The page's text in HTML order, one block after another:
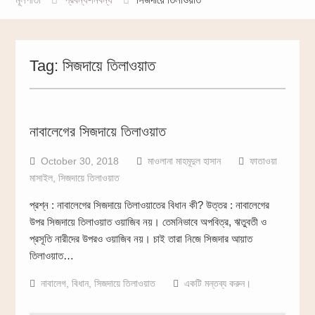
Tag: সিজদায়ে তিলাওয়াত
নাবালেগের সিজদায়ে তিলাওয়াত
October 30, 2018 মাওলানা মাহমূদুল হাসান
ফাতাওয়া
মাসাইল, সিজদায়ে তিলাওয়াত
প্রশ্ন : নাবালেগের সিজদায়ে তিলাওয়াতের বিধান কী? উত্তর : নাবালেগের
উপর সিজদায়ে তিলাওয়াত ওয়াজিব নয়। তেমনিভাবে অপবিত্র, ঋতুবতী ও
প্রসূতি নারীদের উপরও ওয়াজিব নয়। চাই তারা নিজে সিজদার আয়াত
তিলাওয়াত…
নাবালেগ, বিধান, সিজদায়ে তিলাওয়াত একটি মন্তব্য করুন।